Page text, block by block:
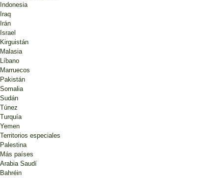
Indonesia
Iraq
Irán
Israel
Kirguistán
Malasia
Líbano
Marruecos
Pakistán
Somalia
Sudán
Túnez
Turquía
Yemen
Territorios especiales
Palestina
Más países
Arabia Saudí
Bahréin